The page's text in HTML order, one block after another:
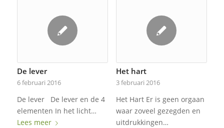
De lever
6 februari 2016
De lever De lever en de 4
elementen In het licht…
Lees meer
Het hart
3 februari 2016
Het Hart Er is geen orgaan
waar zoveel gezegden en
uitdrukkingen…